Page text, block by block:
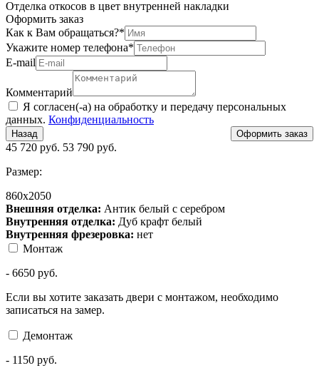
Отделка откосов в цвет внутренней накладки
Оформить заказ
Как к Вам обращаться?*
Укажите номер телефона*
Е-mail
Комментарий
Я согласен(-а) на обработку и передачу персональных
данных. Конфиденциальность
Назад
45 720 руб. 53 790 руб.
Размер:
860х2050
Внешняя отделка: Антик белый с серебром
Внутренняя отделка: Дуб крафт белый
Внутренняя фрезеровка: нет
Монтаж
- 6650 руб.
Если вы хотите заказать двери с монтажом, необходимо
записаться на замер.
Демонтаж
- 1150 руб.